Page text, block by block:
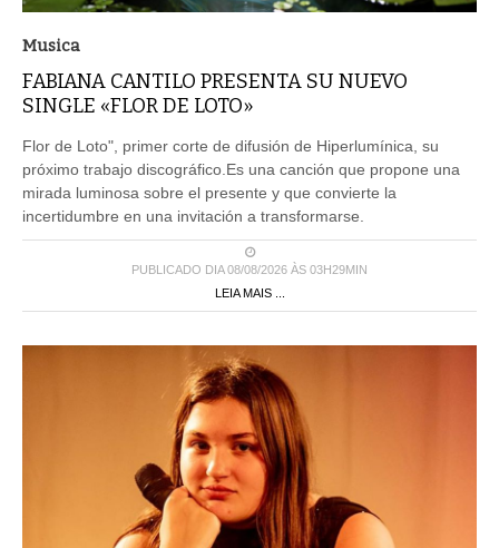
Musica
FABIANA CANTILO PRESENTA SU NUEVO
SINGLE «FLOR DE LOTO»
Flor de Loto", primer corte de difusión de Hiperlumínica, su
próximo trabajo discográfico.Es una canción que propone una
mirada luminosa sobre el presente y que convierte la
incertidumbre en una invitación a transformarse.
PUBLICADO DIA 08/08/2026 ÀS 03H29MIN
LEIA MAIS ...